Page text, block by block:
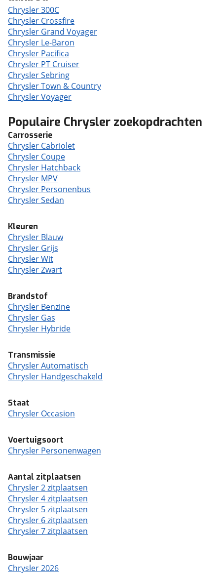
Chrysler 300C
Chrysler Crossfire
Chrysler Grand Voyager
Chrysler Le-Baron
Chrysler Pacifica
Chrysler PT Cruiser
Chrysler Sebring
Chrysler Town & Country
Chrysler Voyager
Populaire Chrysler zoekopdrachten
Carrosserie
Chrysler Cabriolet
Chrysler Coupe
Chrysler Hatchback
Chrysler MPV
Chrysler Personenbus
Chrysler Sedan
Kleuren
Chrysler Blauw
Chrysler Grijs
Chrysler Wit
Chrysler Zwart
Brandstof
Chrysler Benzine
Chrysler Gas
Chrysler Hybride
Transmissie
Chrysler Automatisch
Chrysler Handgeschakeld
Staat
Chrysler Occasion
Voertuigsoort
Chrysler Personenwagen
Aantal zitplaatsen
Chrysler 2 zitplaatsen
Chrysler 4 zitplaatsen
Chrysler 5 zitplaatsen
Chrysler 6 zitplaatsen
Chrysler 7 zitplaatsen
Bouwjaar
Chrysler 2026